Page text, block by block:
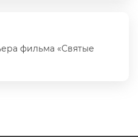
фильма «Святые